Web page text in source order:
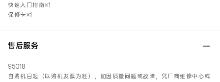
快速入门指南×1
保修卡×1
售后服务
95018
自购机日起（以购机发票为准），如因质量问题或故障，凭厂商维修中心或